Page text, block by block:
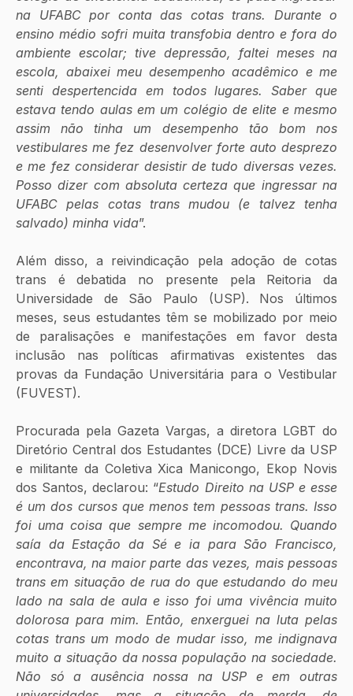
na UFABC por conta das cotas trans. Durante o
ensino médio sofri muita transfobia dentro e fora do
ambiente escolar; tive depressão, faltei meses na
escola, abaixei meu desempenho acadêmico e me
senti despertencida em todos lugares. Saber que
estava tendo aulas em um colégio de elite e mesmo
assim não tinha um desempenho tão bom nos
vestibulares me fez desenvolver forte auto desprezo
e me fez considerar desistir de tudo diversas vezes.
Posso dizer com absoluta certeza que ingressar na
UFABC pelas cotas trans mudou (e talvez tenha
salvado) minha vida”.
Além disso, a reivindicação pela adoção de cotas
trans é debatida no presente pela Reitoria da
Universidade de São Paulo (USP). Nos últimos
meses, seus estudantes têm se mobilizado por meio
de paralisações e manifestações em favor desta
inclusão nas políticas afirmativas existentes das
provas da Fundação Universitária para o Vestibular
(FUVEST).
Procurada pela Gazeta Vargas, a diretora LGBT do
Diretório Central dos Estudantes (DCE) Livre da USP
e militante da Coletiva Xica Manicongo, Ekop Novis
dos Santos, declarou: “Estudo Direito na USP e esse
é um dos cursos que menos tem pessoas trans. Isso
foi uma coisa que sempre me incomodou. Quando
saía da Estação da Sé e ia para São Francisco,
encontrava, na maior parte das vezes, mais pessoas
trans em situação de rua do que estudando do meu
lado na sala de aula e isso foi uma vivência muito
dolorosa para mim. Então, enxerguei na luta pelas
cotas trans um modo de mudar isso, me indignava
muito a situação da nossa população na sociedade.
Não só a ausência nossa na USP e em outras